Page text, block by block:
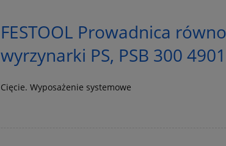
FESTOOL Prowadnica
wyrzynarki PS, PSB 300
Cięcie. Wyposażenie systemowe